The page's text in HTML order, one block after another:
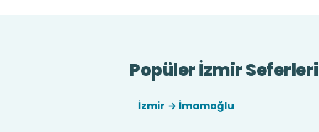
Popüler İzmir Seferleri
İzmir → İmamoğlu